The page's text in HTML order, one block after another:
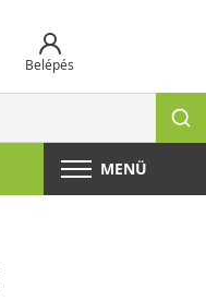
Belépés
MENÜ